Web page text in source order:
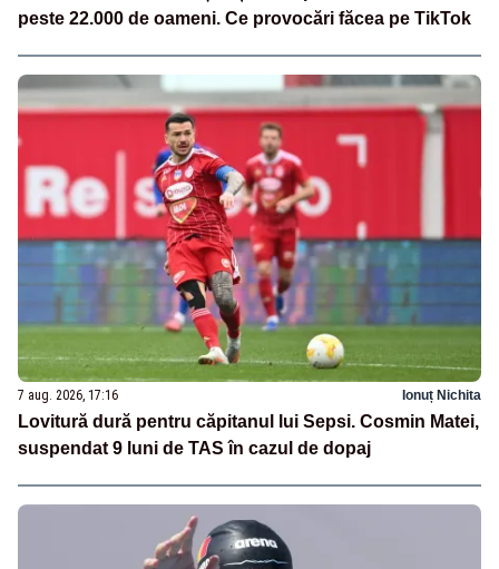
peste 22.000 de oameni. Ce provocări făcea pe TikTok
7 aug. 2026, 17:16 Ionuț Nichita
Lovitură dură pentru căpitanul lui Sepsi. Cosmin Matei,
suspendat 9 luni de TAS în cazul de dopaj